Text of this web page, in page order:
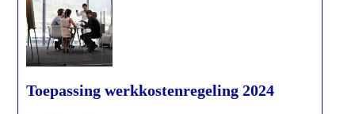
Toepassing werkkostenregeling 2024